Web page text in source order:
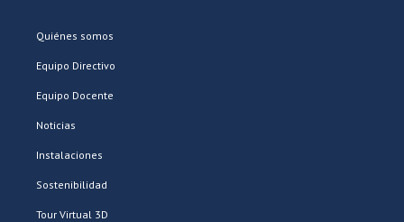
Quiénes somos
Equipo Directivo
Equipo Docente
Noticias
Instalaciones
Sostenibilidad
Tour Virtual 3D